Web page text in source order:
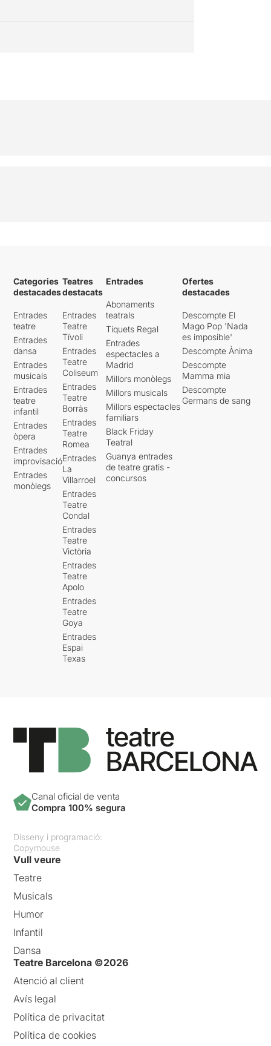
Categories
destacades
Entrades
teatre
Entrades
dansa
Entrades
musicals
Entrades
teatre
infantil
Entrades
òpera
Entrades
improvisació
Entrades
monòlegs
Teatres
destacats
Entrades
Teatre
Tívoli
Entrades
Teatre
Coliseum
Entrades
Teatre
Borràs
Entrades
Teatre
Romea
Entrades
La
Villarroel
Entrades
Teatre
Condal
Entrades
Teatre
Victòria
Entrades
Teatre
Apolo
Entrades
Teatre
Goya
Entrades
Espai
Texas
Entrades
Abonaments
teatrals
Tiquets Regal
Entrades
espectacles a
Madrid
Millors monòlegs
Millors musicals
Millors espectacles
familiars
Black Friday
Teatral
Guanya entrades
de teatre gratis -
concursos
Ofertes
destacades
Descompte El
Mago Pop 'Nada
es imposible'
Descompte Ànima
Descompte
Mamma mia
Descompte
Germans de sang
Canal oficial de venta
Compra 100% segura
Disseny i programació:
Copymouse
Vull veure
Teatre
Musicals
Humor
Infantil
Dansa
Teatre Barcelona ©2026
Atenció al client
Avís legal
Política de privacitat
Política de cookies